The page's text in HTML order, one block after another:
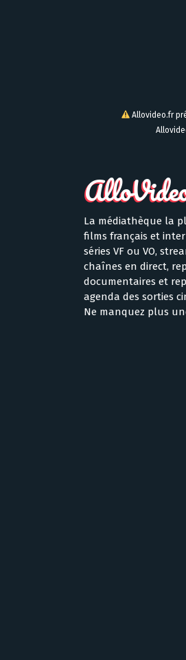
Allovideo.fr
La médiathèque la
films français et
séries VF ou VO,
chaînes en direct,
documentaires et
agenda des sorties
Ne manquez plus